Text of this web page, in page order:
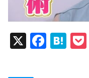
X
F
H